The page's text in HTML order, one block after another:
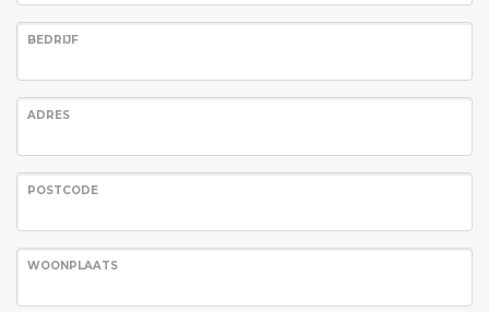
BEDRIJF
ADRES
POSTCODE
WOONPLAATS